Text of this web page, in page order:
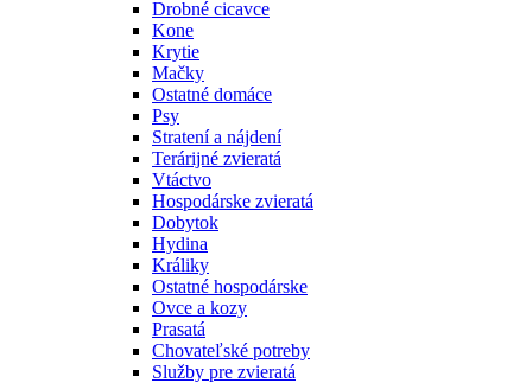
Drobné cicavce
Kone
Krytie
Mačky
Ostatné domáce
Psy
Stratení a nájdení
Terárijné zvieratá
Vtáctvo
Hospodárske zvieratá
Dobytok
Hydina
Králiky
Ostatné hospodárske
Ovce a kozy
Prasatá
Chovateľské potreby
Služby pre zvieratá